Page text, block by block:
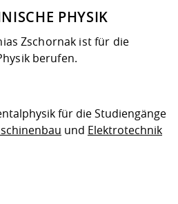
Fremdsprachen
PHYSIK
Zschornak ist für die
berufen.
für die Studiengänge
und Elektrotechnik